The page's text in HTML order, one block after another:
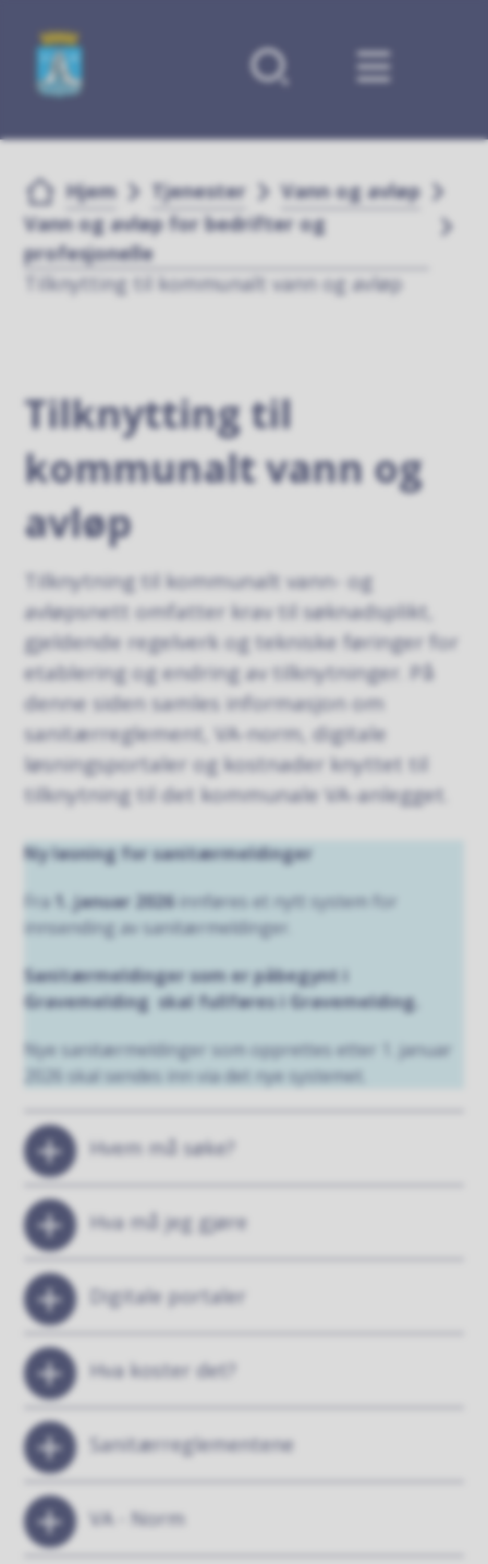
Forsiden
Du er her:
Hjem Tjenester
Vann og avløp
Vann og avløp for bedrifter og
profesjonelle
Tilknytting til kommunalt vann og avløp
Tilknytting til
kommunalt vann og
avløp
Tilknytning til kommunalt vann- og
avløpsnett omfatter krav til søknadsplikt,
gjeldende regelverk og tekniske føringer for
etablering og endring av tilknytninger. På
denne siden samles informasjon om
sanitærreglement, VA-norm, digitale
løsningsportaler og kostnader knyttet til
tilknytning til det kommunale VA-anlegget.
Ny løsning for sanitærmeldinger
Fra 1. januar 2026innføres et nytt system for
innsending av sanitærmeldinger.
Sanitærmeldinger som er påbegynt i
Gravemelding skal fullføres i Gravemelding.
Nye sanitærmeldinger som opprettes etter 1. januar
2026 skal sendes inn via det nye systemet.
Hvem må søke?
Hva må jeg gjøre
Digitale portaler
Hva koster det?
Sanitærreglementene
VA - Norm